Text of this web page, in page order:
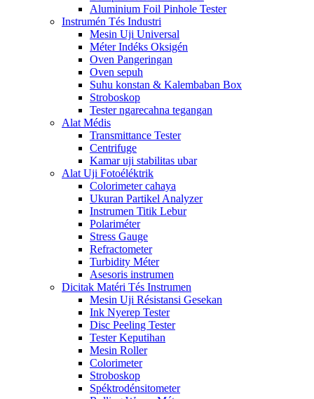
Aluminium Foil Pinhole Tester
Instrumén Tés Industri
Mesin Uji Universal
Méter Indéks Oksigén
Oven Pangeringan
Oven sepuh
Suhu konstan & Kalembaban Box
Stroboskop
Tester ngarecahna tegangan
Alat Médis
Transmittance Tester
Centrifuge
Kamar uji stabilitas ubar
Alat Uji Fotoéléktrik
Colorimeter cahaya
Ukuran Partikel Analyzer
Instrumen Titik Lebur
Polariméter
Stress Gauge
Refractometer
Turbidity Méter
Asesoris instrumen
Dicitak Matéri Tés Instrumen
Mesin Uji Résistansi Gesekan
Ink Nyerep Tester
Disc Peeling Tester
Tester Keputihan
Mesin Roller
Colorimeter
Stroboskop
Spéktrodénsitometer